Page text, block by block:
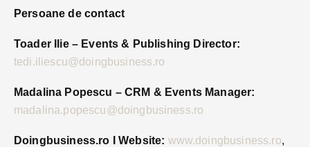
Persoane de contact
Toader Ilie – Events & Publishing Director:
tedi.iliescu@doingbusiness.ro
Madalina Popescu – CRM & Events Manager:
madalina.popescu@doingbusiness.ro
Doingbusiness.ro I Website: www.doingbusiness.ro,